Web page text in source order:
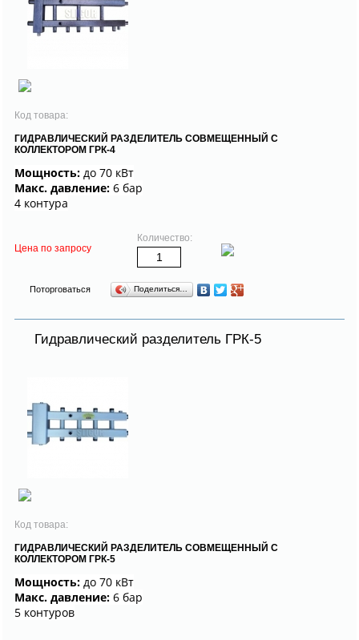
Код товара:
ГИДРАВЛИЧЕСКИЙ РАЗДЕЛИТЕЛЬ СОВМЕЩЕННЫЙ С
КОЛЛЕКТОРОМ ГРК-4
Мощность: до 70 кВт
Макс. давление: 6 бар
4 контура
Цена по запросу
Количество:
Поторговаться Поделиться…
Гидравлический разделитель ГРК-5
Код товара:
ГИДРАВЛИЧЕСКИЙ РАЗДЕЛИТЕЛЬ СОВМЕЩЕННЫЙ С
КОЛЛЕКТОРОМ ГРК-5
Мощность: до 70 кВт
Макс. давление: 6 бар
5 контуров